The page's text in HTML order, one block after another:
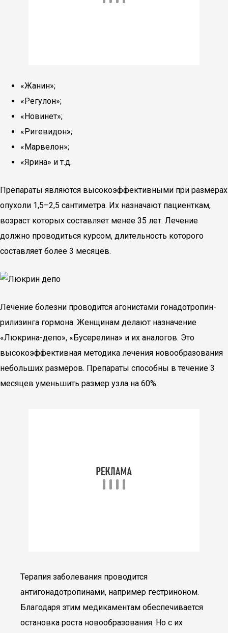
«Жанин»;
«Регулон»;
«Новинет»;
«Ригевидон»;
«Марвелон»;
«Ярина» и т.д.
Препараты являются высокоэффективными при размерах
опухоли 1,5–2,5 сантиметра. Их назначают пациенткам,
возраст которых составляет менее 35 лет. Лечение
должно проводиться курсом, длительность которого
составляет более 3 месяцев.
Лечение болезни проводится агонистами гонадотропин-
рилизинга гормона. Женщинам делают назначение
«Люкрина-депо», «Бусерелина» и их аналогов. Это
высокоэффективная методика лечения новообразования
небольших размеров. Препараты способны в течение 3
месяцев уменьшить размер узла на 60%.
Терапия заболевания проводится
антигонадотропинами, например гестриноном.
Благодаря этим медикаментам обеспечивается
остановка роста новообразования. Но с их